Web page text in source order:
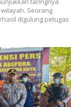
Seorang
digulung petugas